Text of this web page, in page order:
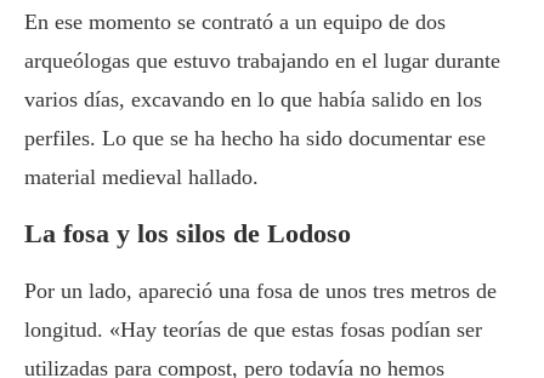
En ese momento se contrató a un equipo de dos
arqueólogas que estuvo trabajando en el lugar durante
varios días, excavando en lo que había salido en los
perfiles. Lo que se ha hecho ha sido documentar ese
material medieval hallado.
La fosa y los silos de Lodoso
Por un lado, apareció una fosa de unos tres metros de
longitud. «Hay teorías de que estas fosas podían ser
utilizadas para compost, pero todavía no hemos